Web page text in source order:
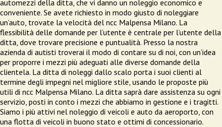
automezzi della ditta, che vi danno un noleggio economico e
conveniente. Se avete richiesto in modo giusto di noleggiare
un’auto, trovate la velocità del ncc Malpensa Milano. La
flessibilità delle domande per l’utente è centrale per l’utente della
ditta, dove trovare precisione e puntualità. Presso la nostra
azienda di autisti troverai il modo di contare su di noi, con un’idea
per proporre i mezzi più adeguati alle diverse domande della
clientela. La ditta di noleggi dallo scalo porta i suoi clienti al
termine degli impegni nel migliore stile, usando le proposte più
utili di ncc Malpensa Milano. La ditta saprà dare assistenza su ogni
servizio, posti in conto i mezzi che abbiamo in gestione e i tragitti.
Siamo i più attivi nel noleggio di veicoli e auto da aeroporto, con
una flotta di veicoli in buono stato e ottimi di concessionario.